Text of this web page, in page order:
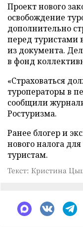
Проект нового
освобождение
дополнительно
перед туристами
из документа.
в фонд
«Страховаться
туроператоры в
сообщили
Ростуризма.
Ранее блогер и
нового налога
туристам.
Текст: Кристина